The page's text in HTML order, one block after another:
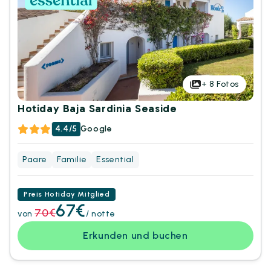
+ 8 Fotos
Hotiday Baja Sardinia Seaside
4.4/5 Google
Paare Familie Essential
Preis Hotiday Mitglied
von 70€67€/ notte
Erkunden und buchen